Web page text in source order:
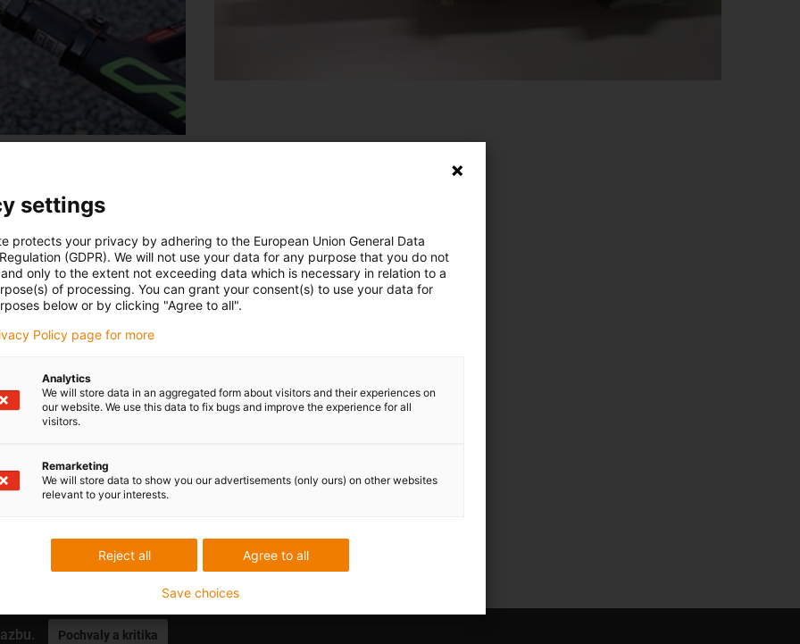
Slovenia
from very different areas of use:
Pochvaly a kritika
settings
protects your privacy by adhering to the European Union General Data
(GDPR). We will not use your data for any purpose that you do not
only to the extent not exceeding data which is necessary in relation to a
of processing. You can grant your consent(s) to use your data for
below or by clicking "Agree to all".
Policy page for more
Analytics
We will store data in an aggregated form about visitors and their experiences on
our website. We use this data to fix bugs and improve the experience for all
visitors.
Remarketing
We will store data to show you our advertisements (only ours) on other websites
relevant to your interests.
Agree to all
Reject all
Save choices